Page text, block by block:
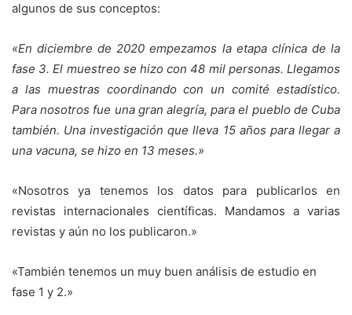
algunos de sus conceptos:
«En diciembre de 2020 empezamos la etapa clínica de la
fase 3. El muestreo se hizo con 48 mil personas. Llegamos
a las muestras coordinando con un comité estadístico.
Para nosotros fue una gran alegría, para el pueblo de Cuba
también. Una investigación que lleva 15 años para llegar a
una vacuna, se hizo en 13 meses.»
«Nosotros ya tenemos los datos para publicarlos en
revistas internacionales científicas. Mandamos a varias
revistas y aún no los publicaron.»
«También tenemos un muy buen análisis de estudio en
fase 1 y 2.»